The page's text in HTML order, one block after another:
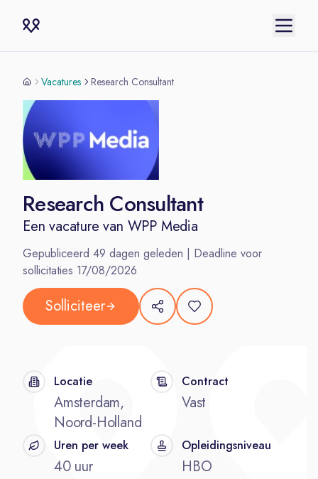
Vacatures Research Consultant
Research Consultant
Een vacature van WPP Media
Gepubliceerd 49 dagen geleden | Deadline voor
sollicitaties 17/08/2026
Solliciteer
Locatie
Amsterdam,
Noord-Holland
Contract
Vast
Uren per week
40 uur
Opleidingsniveau
HBO